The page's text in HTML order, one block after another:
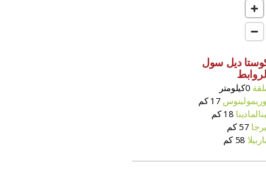
ديل سول
0كيلومتر
17 كم
18 كم
57 كم
58 كم